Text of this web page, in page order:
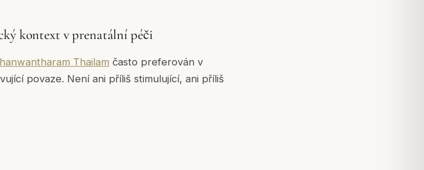
kontext v prenatální péči
Thailam často preferován v
povaze. Není ani příliš stimulující, ani příliš